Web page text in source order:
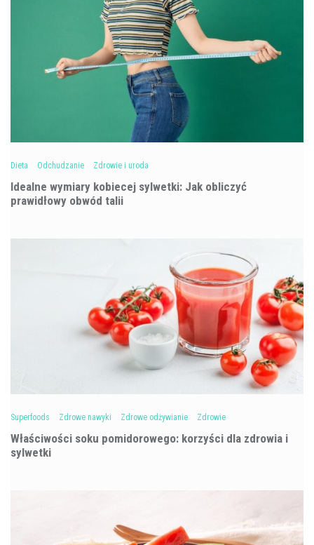
Dieta Odchudzanie Zdrowie i uroda
Idealne wymiary kobiecej sylwetki: Jak obliczyć
prawidłowy obwód talii
Superfoods Zdrowe nawyki Zdrowe odżywianie Zdrowie
Właściwości soku pomidorowego: korzyści dla zdrowia i
sylwetki